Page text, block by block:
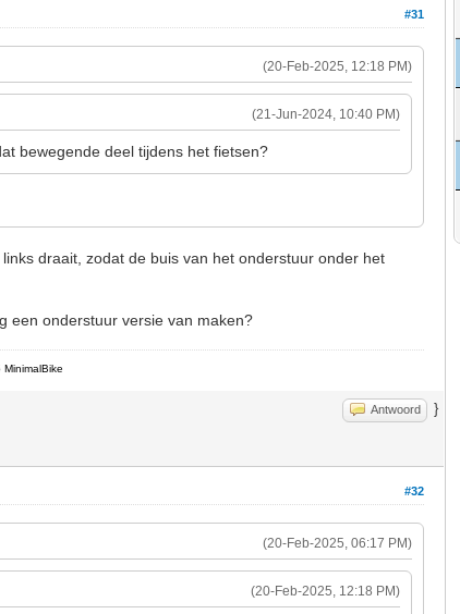
#31
(20-Feb-2025, 12:18 PM)
(21-Jun-2024, 10:40 PM)
bewegende deel tijdens het fietsen?
draait, zodat de buis van het onderstuur onder het
een onderstuur versie van maken?
MinimalBike
Antwoord }
#32
(20-Feb-2025, 06:17 PM)
(20-Feb-2025, 12:18 PM)